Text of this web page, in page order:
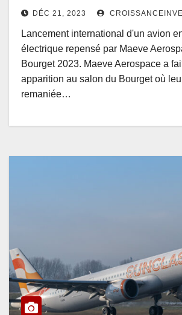
DÉC 21, 2023
Lancement international d'un avion
électrique repensé par Maeve
Bourget 2023. Maeve Aerospace a
apparition au salon du Bourget où
remaniée…